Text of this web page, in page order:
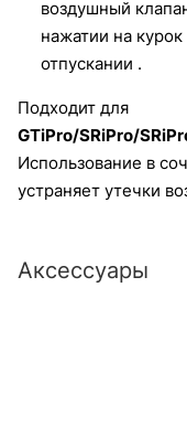
воздушный
нажатии на
отпускании .
Подходит для
GTiPro/SRiPro/
Использование в
устраняет утечки
Аксессуары